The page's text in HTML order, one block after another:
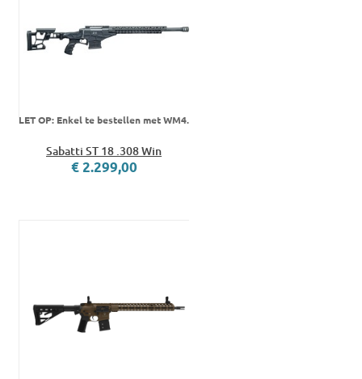
Sabatti ST 18 .308 Win
€ 2.299,00
LET OP: Enkel te bestellen met WM4.